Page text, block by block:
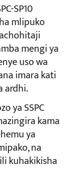
SP10
mlipuko
mengi ya
uso wa
imara kati
ardhi.
ya SSPC
kama
ya
na
kuhakikisha